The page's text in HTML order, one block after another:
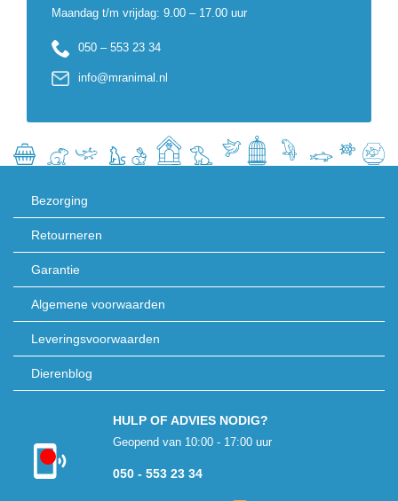
Maandag t/m vrijdag: 9.00 – 17.00 uur
050 – 553 23 34
info@mranimal.nl
Bezorging
Retourneren
Garantie
Algemene voorwaarden
Leveringsvoorwaarden
Dierenblog
Kon niet
verbinden met
HULP OF ADVIES NODIG?
Geopend van 10:00 - 17:00 uur
050 - 553 23 34